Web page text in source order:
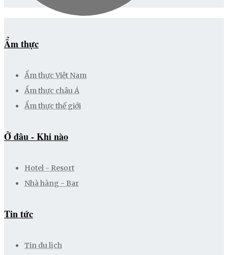
Ẩm thực
Ẩm thực Việt Nam
Ẩm thực châu Á
Ẩm thực thế giới
Ở đâu - Khi nào
Hotel - Resort
Nhà hàng - Bar
Tin tức
Tin du lịch